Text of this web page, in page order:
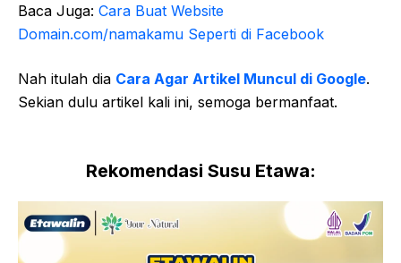
Baca Juga: Cara Buat Website
Domain.com/namakamu Seperti di Facebook
Nah itulah dia Cara Agar Artikel Muncul di Google.
Sekian dulu artikel kali ini, semoga bermanfaat.
Rekomendasi Susu Etawa: